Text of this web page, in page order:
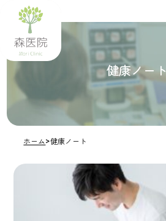
健康ノート
ホーム>健康ノート